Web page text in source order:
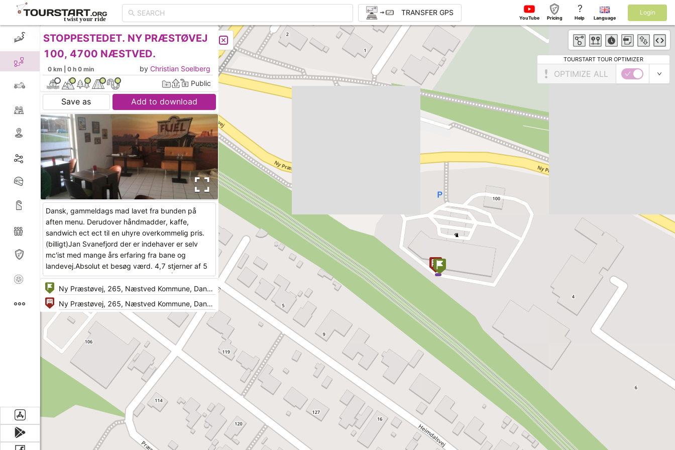
TRANSFER GPS
YouTube Pricing
?
Help Language
Login
CREATE TOUR LIST
STOPPESTEDET. NY PRÆSTØVEJ
100, 4700 NÆSTVED.
0 km | 0 h 0 min by Christian Soelberg
Public
Save as Add to download
Dansk, gammeldags mad lavet fra bunden på
aften menu. Derudover håndmadder, kaffe,
sandwich ect ect til en uhyre overkommelig pris.
(billigt)Jan Svanefjord der er indehaver er selv
mc'ist med mange års erfaring fra bane og
landevej.Absolut et besøg værd. 4,7 stjerner af 5
mulige.MC parkering lige foran døren.ÅBENT 11-
20.GPS 55.222421, 11.784568
TOURSTART TOUR OPTIMIZER
OPTIMIZE ALL